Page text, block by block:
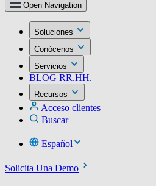
Open Navigation
Soluciones
Conócenos
Servicios
BLOG RR.HH.
Recursos
Acceso clientes
Buscar
Español
Solicita Una Demo